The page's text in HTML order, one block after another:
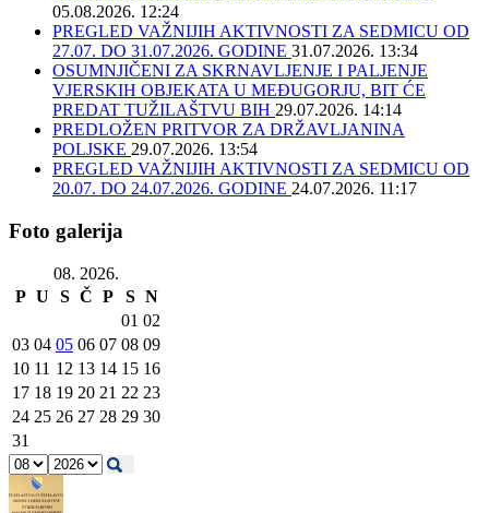
05.08.2026. 12:24
PREGLED VAŽNIJIH AKTIVNOSTI ZA SEDMICU OD
27.07. DO 31.07.2026. GODINE 31.07.2026. 13:34
OSUMNJIČENI ZA SKRNAVLJENJE I PALJENJE
VJERSKIH OBJEKATA U MEĐUGORJU, BIT ĆE
PREDAT TUŽILAŠTVU BIH 29.07.2026. 14:14
PREDLOŽEN PRITVOR ZA DRŽAVLJANINA
POLJSKE 29.07.2026. 13:54
PREGLED VAŽNIJIH AKTIVNOSTI ZA SEDMICU OD
20.07. DO 24.07.2026. GODINE 24.07.2026. 11:17
Foto galerija
08. 2026.
P U S Č P S N
01 02
03 04 05 06 07 08 09
10 11 12 13 14 15 16
17 18 19 20 21 22 23
24 25 26 27 28 29 30
31